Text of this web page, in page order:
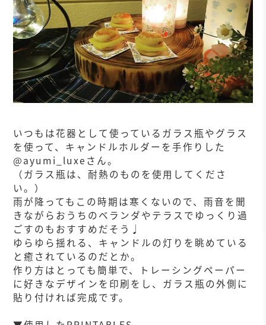
いつもは花器として使っているガラス瓶やグラス
を使って、キャンドルホルダーを手作りした
@ayumi_luxeさん。
（ガラス瓶は、耐熱のものを使用してくださ
い。）
雨が降ってもこの時期は寒くないので、雨音を聞
きながらおうちのベランダやテラスでゆっくり過
ごすのもおすすめだそう♩
ゆらゆら揺れる、キャンドルの灯りを眺めている
と癒されているのだとか。
作り方はとっても簡単で、トレーシングペーパー
に好きなデザインを印刷をし、ガラス瓶の外側に
貼り付ければ完成です。